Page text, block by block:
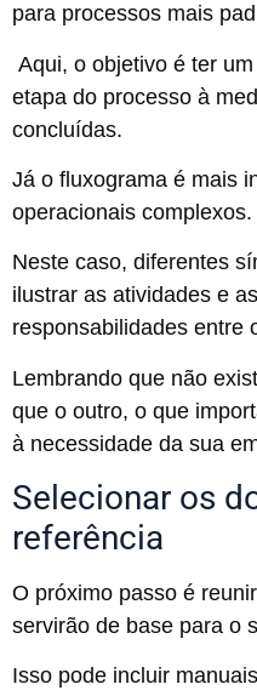
para processos mais
Aqui, o objetivo é ter
etapa do processo à
concluídas.
Já o fluxograma é mais
operacionais complexos.
Neste caso, diferentes
ilustrar as atividades e
responsabilidades entre
Lembrando que não
que o outro, o que
à necessidade da sua
Selecionar os
referência
O próximo passo é
servirão de base para o
Isso pode incluir